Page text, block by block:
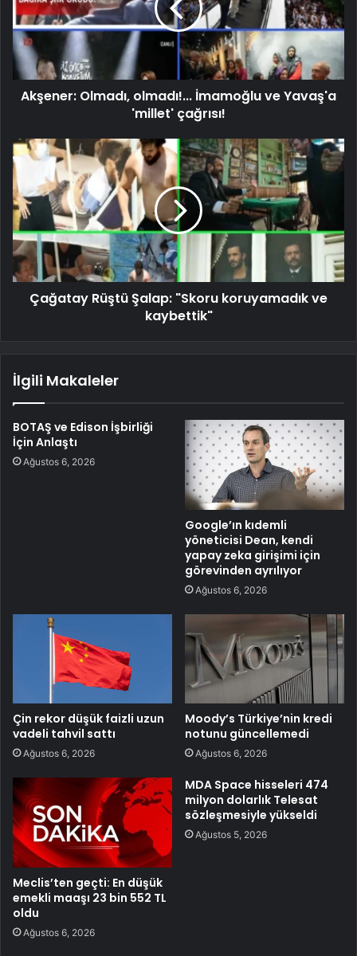
Akşener: Olmadı, olmadı!... İmamoğlu ve Yavaş'a
'millet' çağrısı!
Çağatay Rüştü Şalap: "Skoru koruyamadık ve
kaybettik"
İlgili Makaleler
BOTAŞ ve Edison İşbirliği
İçin Anlaştı
Ağustos 6, 2026
Google’ın kıdemli
yöneticisi Dean, kendi
yapay zeka girişimi için
görevinden ayrılıyor
Ağustos 6, 2026
Çin rekor düşük faizli uzun
vadeli tahvil sattı
Ağustos 6, 2026
Moody’s Türkiye’nin kredi
notunu güncellemedi
Ağustos 6, 2026
Meclis’ten geçti: En düşük
emekli maaşı 23 bin 552 TL
oldu
Ağustos 6, 2026
MDA Space hisseleri 474
milyon dolarlık Telesat
sözleşmesiyle yükseldi
Ağustos 5, 2026